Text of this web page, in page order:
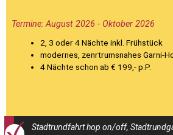
Termine: August 2026 - Oktober 2026
2, 3 oder 4 Nächte inkl. Frühstück
modernes, zenrtrumsnahes Garni-
4 Nächte schon ab € 199,- p.P.
Stadtrundfahrt hop on/off,